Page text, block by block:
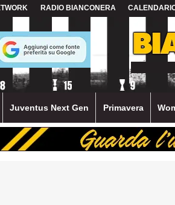
RADIO BIANCONERA
Juventus Next Gen Primavera